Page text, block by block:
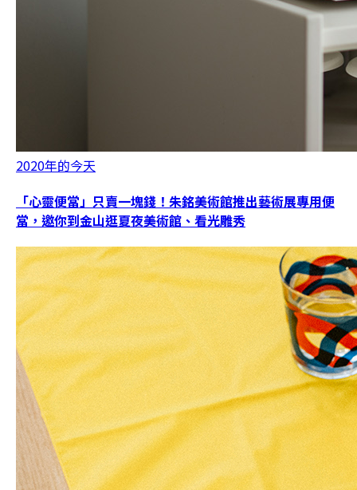
2020年的今天
「心靈便當」只賣一塊錢！朱銘美術館推出藝術展專用便
當，邀你到金山逛夏夜美術館、看光雕秀